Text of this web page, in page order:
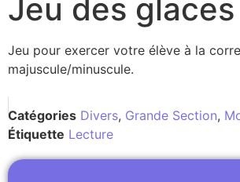
Jeu des glaces
Jeu pour exercer votre élève à la
majuscule/minuscule.
Catégories Divers, Grande Section,
Étiquette Lecture